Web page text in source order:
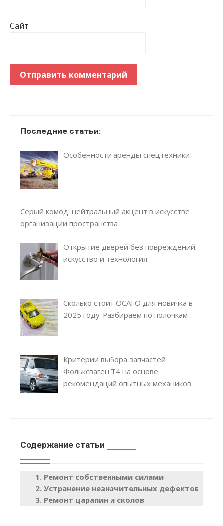
Сайт
Последние статьи:
Особенности аренды спецтехники
Серый комод: нейтральный акцент в искусстве
организации пространства
Открытие дверей без повреждений:
искусство и технология
Сколько стоит ОСАГО для новичка в
2025 году. Разбираем по полочкам
Критерии выбора запчастей
Фольксваген Т4 на основе
рекомендаций опытных механиков
Содержание статьи
Ремонт собственными силами
Устранение незначительных дефектов
Ремонт царапин и сколов